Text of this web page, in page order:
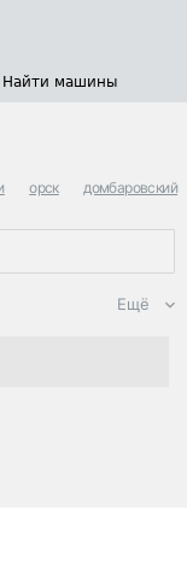
Найти машины
орск домбаровский
Ещё